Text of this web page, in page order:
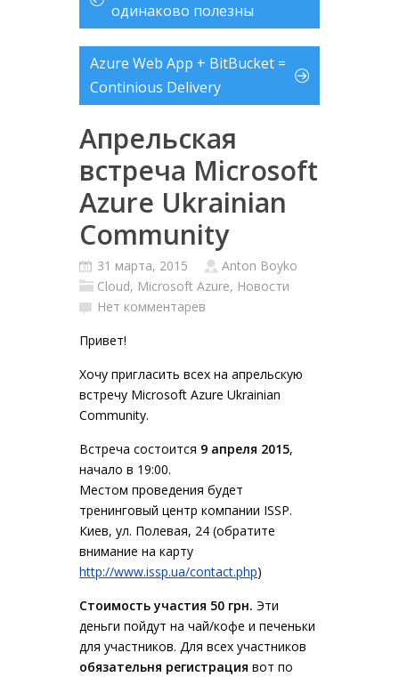
одинаково полезны
Azure Web App + BitBucket =
Continious Delivery
Апрельская
встреча Microsoft
Azure Ukrainian
Community
31 марта, 2015
Anton Boyko
Cloud, Microsoft Azure, Новости
Нет комментарев
Привет!
Хочу пригласить всех на апрельскую
встречу Microsoft Azure Ukrainian
Community.
Встреча состоится 9 апреля 2015,
начало в 19:00.
Местом проведения будет
тренинговый центр компании ISSP.
Киев, ул. Полевая, 24 (обратите
внимание на карту
http://www.issp.ua/contact.php)
Стоимость участия 50 грн. Эти
деньги пойдут на чай/кофе и печеньки
для участников. Для всех участников
обязательня регистрация вот по